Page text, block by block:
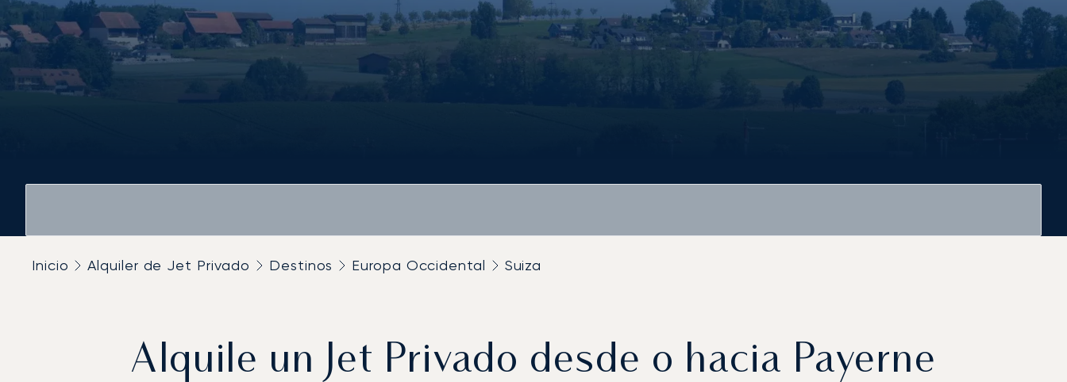
Inicio Alquiler de Jet Privado Destinos Europa Occidental Suiza
Alquile un Jet Privado desde o hacia Payerne